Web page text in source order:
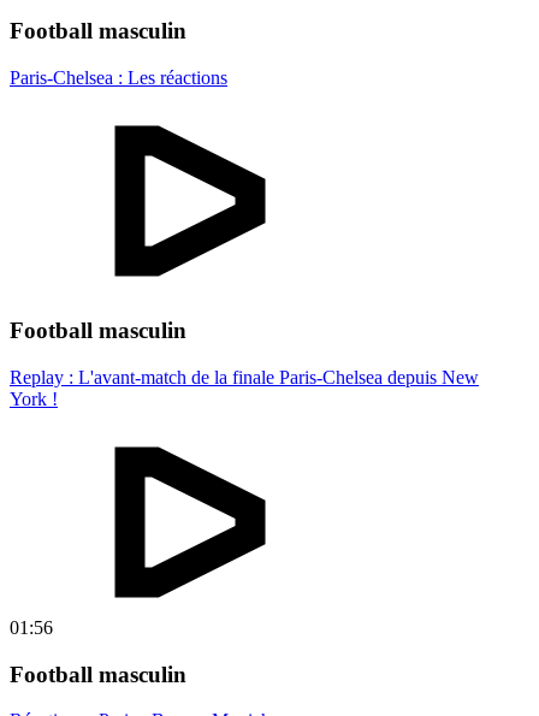
Football masculin
Paris-Chelsea : Les réactions
Football masculin
Replay : L'avant-match de la finale Paris-Chelsea depuis New
York !
01:56
Football masculin